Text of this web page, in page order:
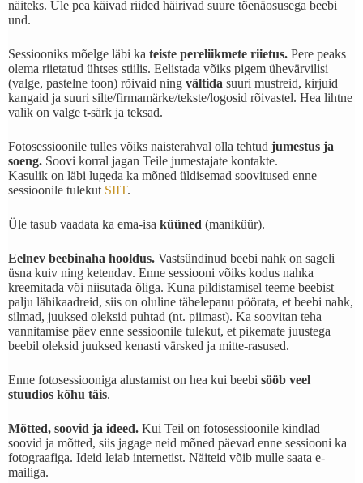
näiteks. Üle pea käivad riided häirivad suure tõenäosusega beebi
und.
Sessiooniks mõelge läbi ka teiste pereliikmete riietus. Pere peaks
olema riietatud ühtses stiilis. Eelistada võiks pigem ühevärvilisi
(valge, pastelne toon) rõivaid ning vältida suuri mustreid, kirjuid
kangaid ja suuri silte/firmamärke/tekste/logosid rõivastel. Hea lihtne
valik on valge t-särk ja teksad.
Fotosessioonile tulles võiks naisterahval olla tehtud jumestus ja
soeng. Soovi korral jagan Teile jumestajate kontakte.
Kasulik on läbi lugeda ka mõned üldisemad soovitused enne
sessioonile tulekut SIIT.
Üle tasub vaadata ka ema-isa küüned (maniküür).
Eelnev beebinaha hooldus. Vastsündinud beebi nahk on sageli
üsna kuiv ning ketendav. Enne sessiooni võiks kodus nahka
kreemitada või niisutada õliga. Kuna pildistamisel teeme beebist
palju lähikaadreid, siis on oluline tähelepanu pöörata, et beebi nahk,
silmad, juuksed oleksid puhtad (nt. piimast). Ka soovitan teha
vannitamise päev enne sessioonile tulekut, et pikemate juustega
beebil oleksid juuksed kenasti värsked ja mitte-rasused.
Enne fotosessiooniga alustamist on hea kui beebi sööb veel
stuudios kõhu täis.
Mõtted, soovid ja ideed. Kui Teil on fotosessioonile kindlad
soovid ja mõtted, siis jagage neid mõned päevad enne sessiooni ka
fotograafiga. Ideid leiab internetist. Näiteid võib mulle saata e-
mailiga.